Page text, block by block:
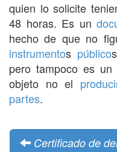
quien lo solicite
48 horas. Es un
hecho de que no
instrumentos público
pero tampoco es un
objeto no el
partes.
Certificado de